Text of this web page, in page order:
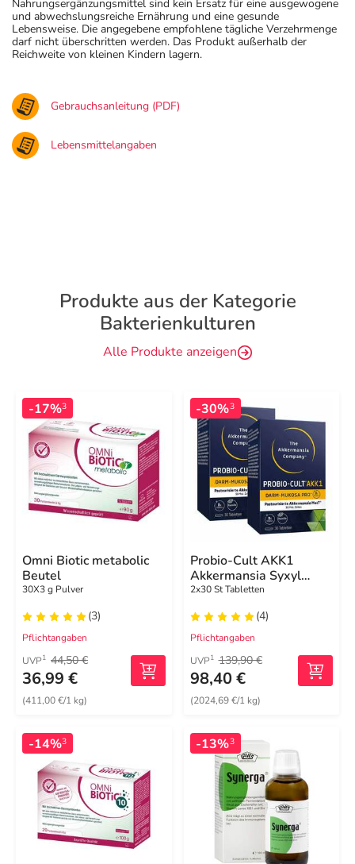
Nahrungsergänzungsmittel sind kein Ersatz für eine ausgewogene
und abwechslungsreiche Ernährung und eine gesunde
Lebensweise. Die angegebene empfohlene tägliche Verzehrmenge
darf nicht überschritten werden. Das Produkt außerhalb der
Reichweite von kleinen Kindern lagern.
Gebrauchsanleitung (PDF)
Lebensmittelangaben
Produkte aus der Kategorie
Bakterienkulturen
Alle Produkte anzeigen
-17%3
Omni Biotic metabolic
Beutel
30X3 g Pulver
(3)
Pflichtangaben
UVP1 44,50 €
36,99 €
(411,00 €/1 kg)
-30%3
Probio-Cult AKK1
Akkermansia Syxyl
Tabletten
2x30 St Tabletten
(4)
Pflichtangaben
UVP1 139,90 €
98,40 €
(2024,69 €/1 kg)
-14%3 -13%3